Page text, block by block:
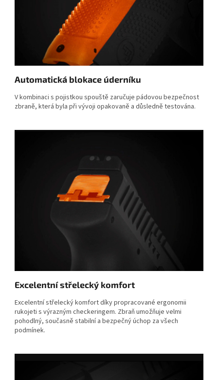
Automatická blokace úderníku
V kombinaci s pojistkou spouště zaručuje pádovou bezpečnost
zbraně, která byla při vývoji opakovaně a důsledně testována.
Excelentní střelecký komfort
Excelentní střelecký komfort díky propracované ergonomii
rukojeti s výrazným checkeringem. Zbraň umožňuje velmi
pohodlný, současně stabilní a bezpečný úchop za všech
podmínek.